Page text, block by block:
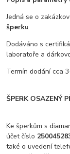
Jedná se o
šperku
Dodáváno s
laboratoře a
Termín dodání cca
ŠPERK OSAZENÝ
Ke šperkům s
účet číslo
také o uvedení